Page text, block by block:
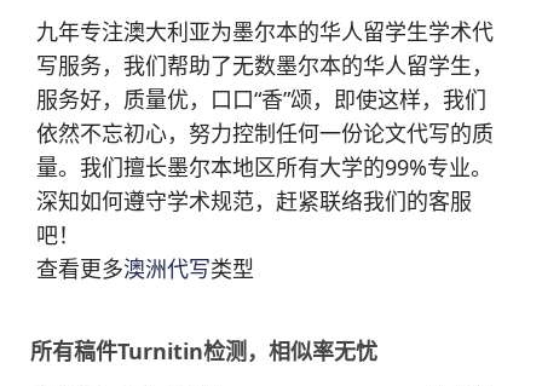
九年专注澳大利亚为墨尔本的华人留学生学术代
写服务，我们帮助了无数墨尔本的华人留学生，
服务好，质量优，口口“香”颂，即使这样，我们
依然不忘初心，努力控制任何一份论文代写的质
量。我们擅长墨尔本地区所有大学的99%专业。
深知如何遵守学术规范，赶紧联络我们的客服
吧！
查看更多澳洲代写类型
所有稿件Turnitin检测，相似率无忧